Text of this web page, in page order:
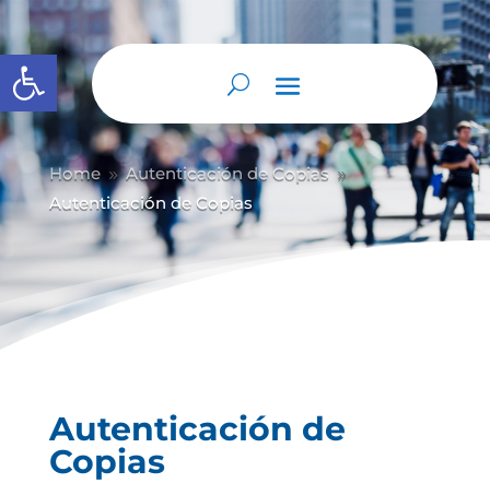
Abrir barra de herramientas
Home 9 Autenticación de Copias 9
Autenticación de Copias
Autenticación de
Copias